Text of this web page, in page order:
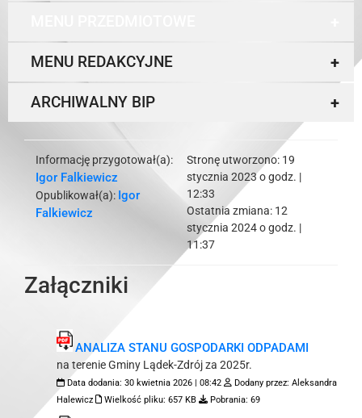
+
MENU REDAKCYJNE
+
ARCHIWALNY BIP
Informację przygotował(a):
Igor Falkiewicz
Opublikował(a): Igor
Falkiewicz
Stronę utworzono: 19
stycznia 2023 o godz. |
12:33
Ostatnia zmiana: 12
stycznia 2024 o godz. |
11:37
Załączniki
ANALIZA STANU GOSPODARKI ODPADAMI
na terenie Gminy Lądek-Zdrój za 2025r.
Data dodania: 30 kwietnia 2026 | 08:42 Dodany przez: Aleksandra
Halewicz
Wielkość pliku: 657 KB Pobrania: 69